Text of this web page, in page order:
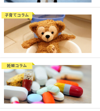
子育てコラム
妊娠コラム